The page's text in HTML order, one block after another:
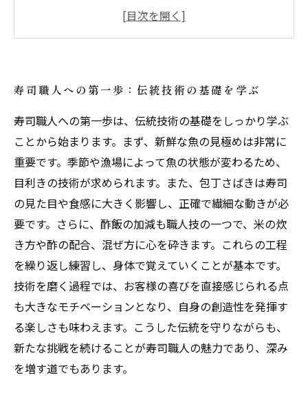
お客様の笑顔が生まれる瞬間：寿司職人のやり
技術と楽しさを極める寿司職人の道：まとめと
未来展望
寿司職人への第一歩：伝統技術の基礎を学ぶ
寿司職人への第一歩は、伝統技術の基礎をしっかり学ぶ
ことから始まります。まず、新鮮な魚の見極めは非常に
重要です。季節や漁場によって魚の状態が変わるため、
目利きの技術が求められます。また、包丁さばきは寿司
の見た目や食感に大きく影響し、正確で繊細な動きが必
要です。さらに、酢飯の加減も職人技の一つで、米の炊
き方や酢の配合、混ぜ方に心を砕きます。これらの工程
を繰り返し練習し、身体で覚えていくことが基本です。
技術を磨く過程では、お客様の喜びを直接感じられる点
も大きなモチベーションとなり、自身の創造性を発揮す
る楽しさも味わえます。こうした伝統を守りながらも、
新たな挑戦を続けることが寿司職人の魅力であり、深み
を増す道でもあります。